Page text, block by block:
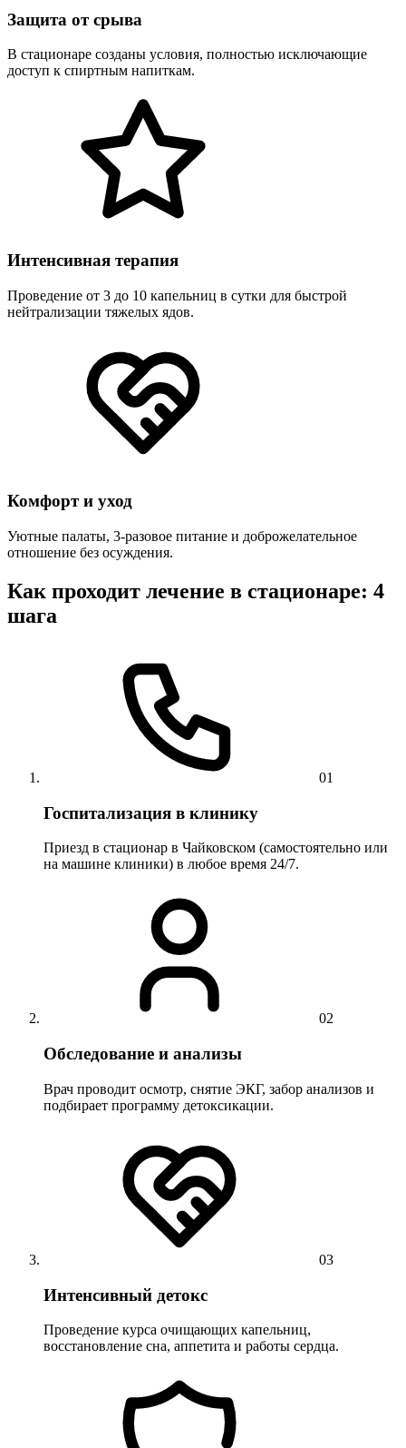
Защита от срыва
В стационаре созданы условия, полностью исключающие
доступ к спиртным напиткам.
Интенсивная терапия
Проведение от 3 до 10 капельниц в сутки для быстрой
нейтрализации тяжелых ядов.
Комфорт и уход
Уютные палаты, 3-разовое питание и доброжелательное
отношение без осуждения.
Как проходит лечение в стационаре: 4
шага
01
Госпитализация в клинику
Приезд в стационар в Чайковском (самостоятельно или
на машине клиники) в любое время 24/7.
02
Обследование и анализы
Врач проводит осмотр, снятие ЭКГ, забор анализов и
подбирает программу детоксикации.
03
Интенсивный детокс
Проведение курса очищающих капельниц,
восстановление сна, аппетита и работы сердца.